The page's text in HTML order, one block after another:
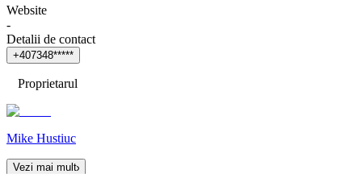
Website
-
Detalii de contact
+407348*****
Proprietarul
Mike Hustiuc
Vezi mai mult